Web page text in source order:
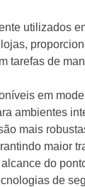
utilizados
tarefas de
em
ambientes
mais
maior
do
de